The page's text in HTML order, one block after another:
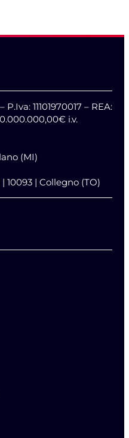
11101970017 – REA:
i.v.
(MI)
10093 | Collegno (TO)